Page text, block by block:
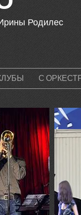
Родилес
С